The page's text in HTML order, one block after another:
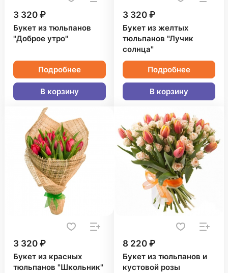
3 320 ₽
Букет из тюльпанов
"Доброе утро"
Подробнее
В корзину
3 320 ₽
Букет из желтых
тюльпанов "Лучик
солнца"
Подробнее
В корзину
3 320 ₽
Букет из красных
тюльпанов "Школьник"
8 220 ₽
Букет из тюльпанов и
кустовой розы